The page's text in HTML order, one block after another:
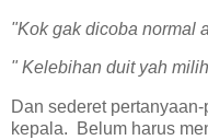
"Kok gak dicoba normal
" Kelebihan duit yah
Dan sederet
kepala. Belum harus